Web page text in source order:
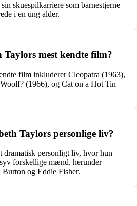
skuespilkarriere som barnestjerne
i en ung alder.
mest kendte film?
film inkluderer Cleopatra (1963),
(1966), og Cat on a Hot Tin
Taylors personlige liv?
dramatisk personligt liv, hvor hun
forskellige mænd, herunder
og Eddie Fisher.